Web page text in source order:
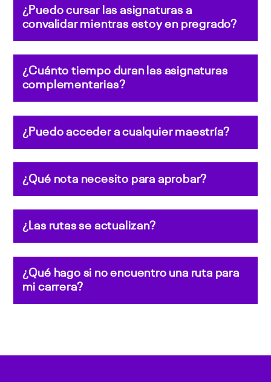
¿Puedo cursar las asignaturas a
convalidar mientras estoy en pregrado?
¿Cuánto tiempo duran las asignaturas
complementarias?
¿Puedo acceder a cualquier maestría?
¿Qué nota necesito para aprobar?
¿Las rutas se actualizan?
¿Qué hago si no encuentro una ruta para
mi carrera?